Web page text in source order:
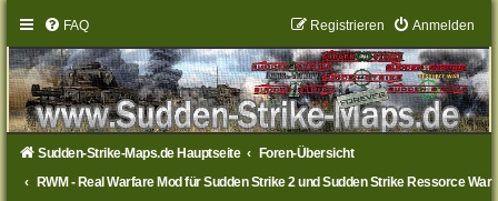
FAQ Anmelden
Registrieren
Sudden-Strike-Maps.de Hauptseite
Foren-Übersicht
RWM - Real Warfare Mod für Sudden Strike 2 und Sudden Strike Ressorce War